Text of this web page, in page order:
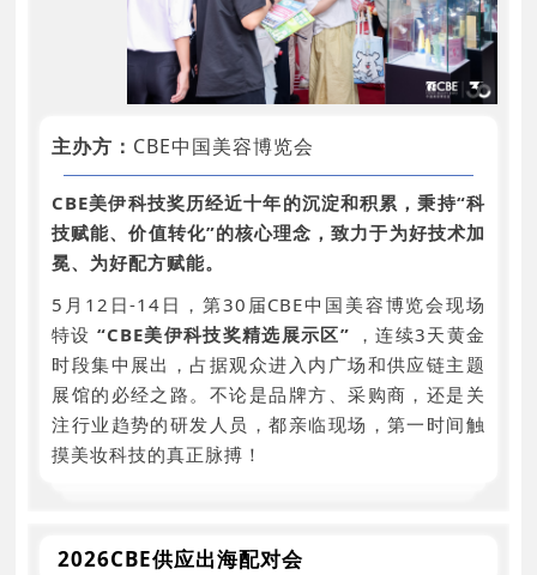
广州市花都区化妆品行业协会
佛山市南海区化妆品行业协会
佛山市三水区化妆品行业协会
珠海市美妆产业协会
余姚市化妆品包装协会
化妆品产业发展联盟CIDA
中国美妆小镇美妆健康协会
支持学院：
上海应用技术大学国际化妆品学院
江南大学化学与材料工程学院（化妆品学院）
支持机构：
上海交通大学国家技术转移中心
上海交通大学植物生物技术研究中心
主办方： CBE中国美容博览会
CBE美伊科技奖历经近十年的沉淀和积累，秉持“科
技赋能、价值转化”的核心理念，致力于为好技术加
冕、为好配方赋能。
5月12日-14日，第30届CBE中国美容博览会现场
特设 “CBE美伊科技奖精选展示区” ，连续3天黄金
时段集中展出，占据观众进入内广场和供应链主题
展馆的必经之路。不论是品牌方、采购商，还是关
注行业趋势的研发人员，都亲临现场，第一时间触
摸美妆科技的真正脉搏！
2026CBE供应出海配对会